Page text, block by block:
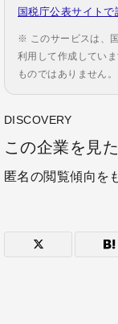
国税庁公表サイト
※ このサービスは、
利用して作成してい
ものではありません。
DISCOVERY
この企業を見
匿名の閲覧傾向を